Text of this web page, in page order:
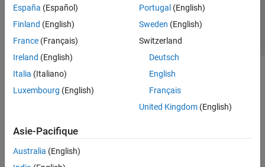
España (Español)
Finland (English)
France (Français)
Ireland (English)
Italia (Italiano)
Luxembourg (English)
Portugal (English)
Sweden (English)
Switzerland
Deutsch
English
Français
United Kingdom(English)
Asie-Pacifique
Australia (English)